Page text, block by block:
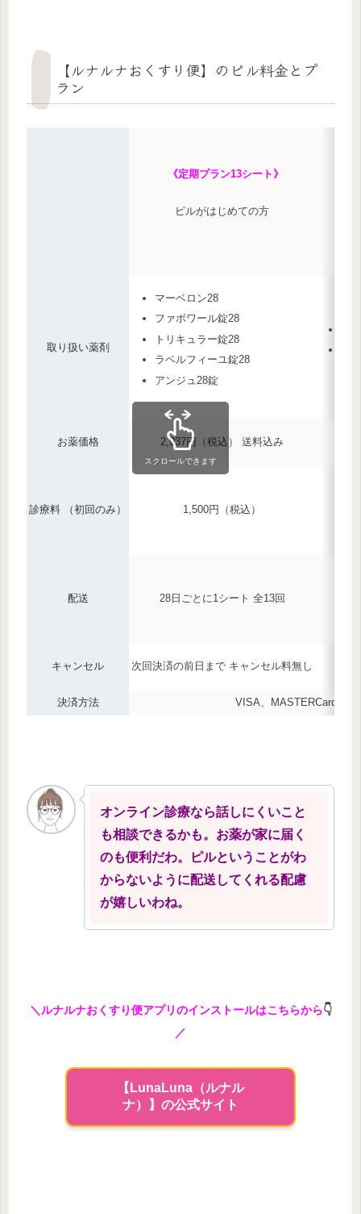
【ルナルナおくすり便】のピル料金とプ
ラン
《定期プラン13シート》
ピルがはじめての方
取り扱い薬剤
マーベロン28
ファボワール錠28
トリキュラー錠28
ラベルフィーユ錠28
アンジュ28錠
お薬価格 2,937円（税込） 送料込み
診療料 （初回のみ） 1,500円（税込）
配送 28日ごとに1シート 全13回
キャンセル 次回決済の前日まで キャンセル料無し
決済方法 VISA、MASTERCard、
スクロールできます
オンライン診療なら話しにくいこと
も相談できるかも。お薬が家に届く
のも便利だわ。ピルということがわ
からないように配送してくれる配慮
が嬉しいわね。
＼ルナルナおくすり便アプリのインストールはこちらから👇
／
【LunaLuna（ルナル
ナ）】の公式サイト